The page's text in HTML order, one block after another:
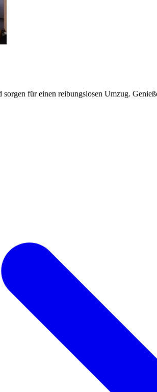
für einen reibungslosen Umzug.